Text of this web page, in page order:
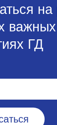
важных
ГД